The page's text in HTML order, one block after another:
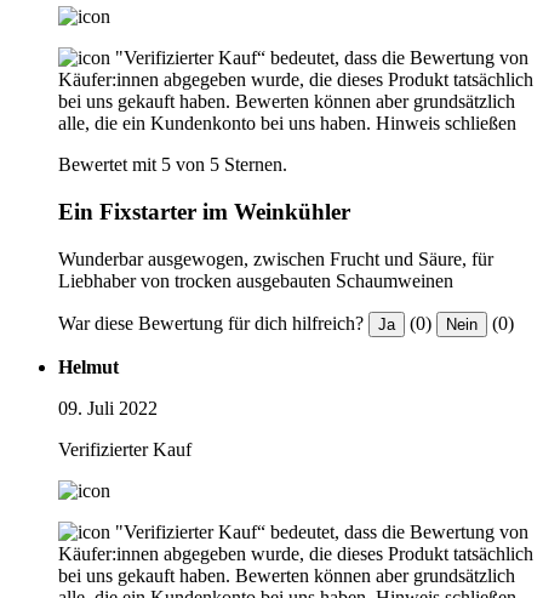
"Verifizierter Kauf“ bedeutet, dass die Bewertung von
Käufer:innen abgegeben wurde, die dieses Produkt tatsächlich
bei uns gekauft haben. Bewerten können aber grundsätzlich
alle, die ein Kundenkonto bei uns haben. Hinweis schließen
Bewertet mit 5 von 5 Sternen.
Ein Fixstarter im Weinkühler
Wunderbar ausgewogen, zwischen Frucht und Säure, für
Liebhaber von trocken ausgebauten Schaumweinen
War diese Bewertung für dich hilfreich? Ja (0) Nein (0)
Helmut
09. Juli 2022
Verifizierter Kauf
"Verifizierter Kauf“ bedeutet, dass die Bewertung von
Käufer:innen abgegeben wurde, die dieses Produkt tatsächlich
bei uns gekauft haben. Bewerten können aber grundsätzlich